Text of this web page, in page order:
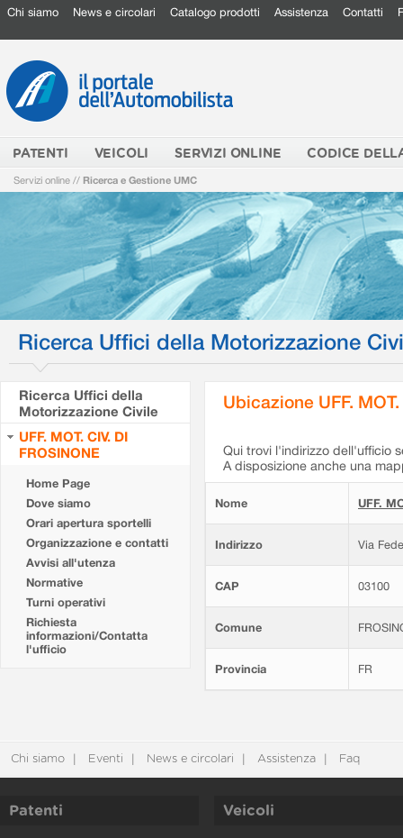
Chi siamo News e circolari Catalogo prodotti Assistenza Contatti
PATENTI VEICOLI SERVIZI ONLINE CODICE
Servizi online // Ricerca e Gestione UMC
Ricerca Uffici della Motorizzazione
Ricerca Uffici della
Motorizzazione Civile
UFF. MOT. CIV. DI
FROSINONE
Home Page
Dove siamo
Orari apertura sportelli
Organizzazione e contatti
Avvisi all'utenza
Normative
Turni operativi
Richiesta
informazioni/Contatta
l'ufficio
Ubicazione UFF.
Qui trovi l'indirizzo dell'ufficio
A disposizione anche una
Nome UFF.
Indirizzo Via
CAP 03100
Comune
Provincia FR
Chi siamo Eventi News e circolari Assistenza Faq
Patenti Veicoli